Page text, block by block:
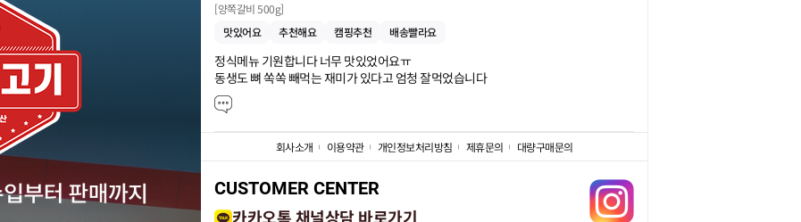
[양쪽갈비 500g]
맛있어요
추천해요 캠핑추천 배송빨라요
정식메뉴 기원합니다 너무 맛있었어요ㅠ
동생도 뼈 쏙쏙 빼먹는 재미가 있다고 엄청 잘먹었습니다
회사소개 이용약관 개인정보처리방침 제휴문의 대량구매문의
CUSTOMER CENTER
카카오톡 채널상담 바로가기